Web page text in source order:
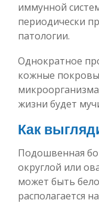
иммунной
периодически
патологии.
Однократное
кожные покровы
жизни будет
Как
Подошвенная
округлой или
может быть
располагается